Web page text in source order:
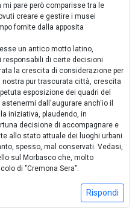
pare però comparisse tra le
creare e gestire i musei
fornite dalla apposita
un antico motto latino,
di certe decisioni
la crescita di considerazione per
pur trascurata città, crescita
esposizione dei quadri del
dall'augurare anch'io il
iniziativa, plaudendo, in
decisione di accompagnare e
allo stato attuale dei luoghi urbani
spesso, mal conservati. Vedasi,
sul Morbasco che, molto
di "Cremona Sera".
Rispondi